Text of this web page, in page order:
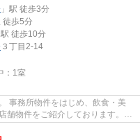
」駅 徒歩3分
徒歩5分
駅 徒歩10分
３丁目2-14
1室
事務所物件をはじめ、飲食・美
物件をご紹介しております。